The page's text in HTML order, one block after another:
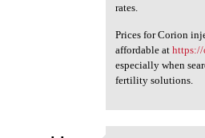
rates.
Prices for Corion
affordable at https://
especially when
fertility solutions.